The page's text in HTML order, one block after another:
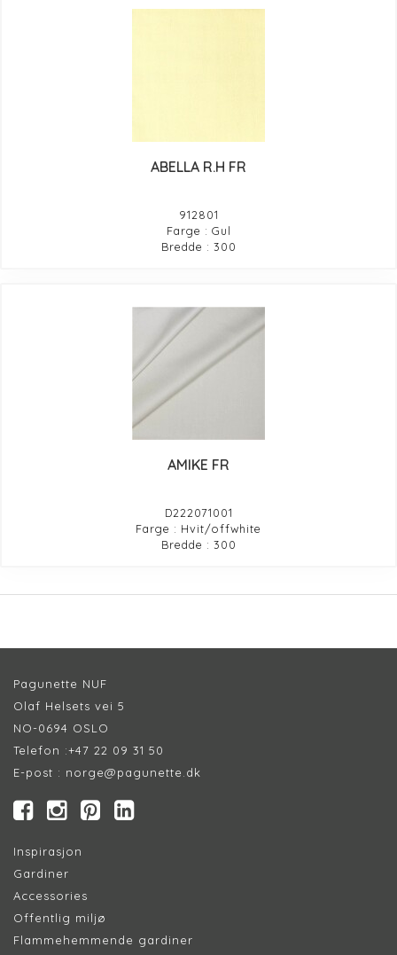
ABELLA R.H FR
912801
Farge : Gul
Bredde : 300
AMIKE FR
D222071001
Farge : Hvit/offwhite
Bredde : 300
Pagunette NUF
Olaf Helsets vei 5
NO-0694 OSLO
Telefon :+47 22 09 31 50
E-post : norge@pagunette.dk
Inspirasjon
Gardiner
Accessories
Offentlig miljø
Flammehemmende gardiner